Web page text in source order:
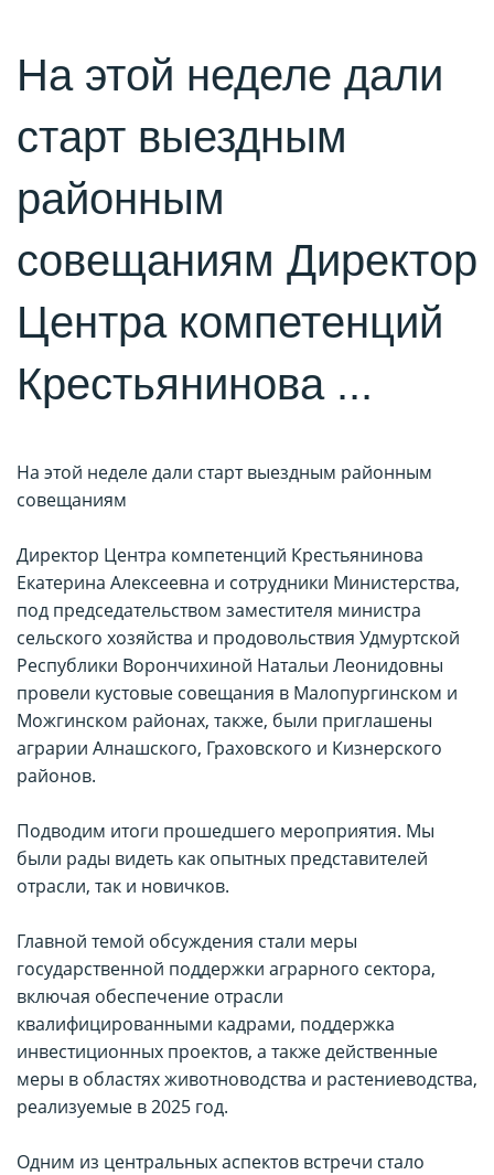
На этой неделе дали
старт выездным
районным
совещаниям Директор
Центра компетенций
Крестьянинова ...
На этой неделе дали старт выездным районным
совещаниям
Директор Центра компетенций Крестьянинова
Екатерина Алексеевна и сотрудники Министерства,
под председательством заместителя министра
сельского хозяйства и продовольствия Удмуртской
Республики Ворончихиной Натальи Леонидовны
провели кустовые совещания в Малопургинском и
Можгинском районах, также, были приглашены
аграрии Алнашского, Граховского и Кизнерского
районов.
Подводим итоги прошедшего мероприятия. Мы
были рады видеть как опытных представителей
отрасли, так и новичков.
Главной темой обсуждения стали меры
государственной поддержки аграрного сектора,
включая обеспечение отрасли
квалифицированными кадрами, поддержка
инвестиционных проектов, а также действенные
меры в областях животноводства и растениеводства,
реализуемые в 2025 год.
Одним из центральных аспектов встречи стало